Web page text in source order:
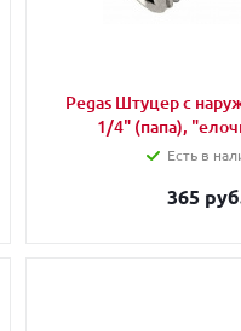
Pegas Штуцер с
1/4" (папа),
Есть в
365